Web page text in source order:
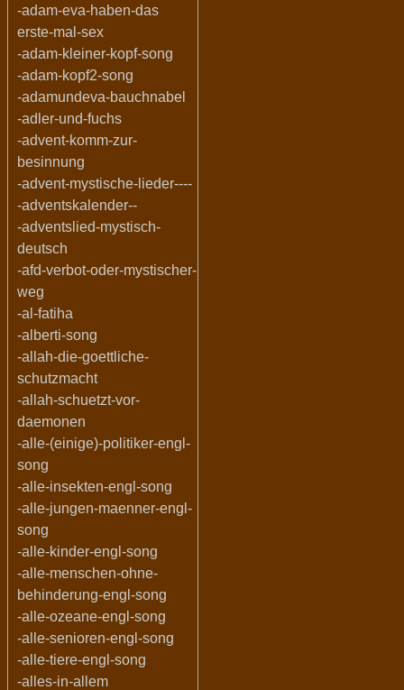
-adam-eva-haben-das
erste-mal-sex
-adam-kleiner-kopf-song
-adam-kopf2-song
-adamundeva-bauchnabel
-adler-und-fuchs
-advent-komm-zur-
besinnung
-advent-mystische-lieder----
-adventskalender--
-adventslied-mystisch-
deutsch
-afd-verbot-oder-mystischer-
weg
-al-fatiha
-alberti-song
-allah-die-goettliche-
schutzmacht
-allah-schuetzt-vor-
daemonen
-alle-(einige)-politiker-engl-
song
-alle-insekten-engl-song
-alle-jungen-maenner-engl-
song
-alle-kinder-engl-song
-alle-menschen-ohne-
behinderung-engl-song
-alle-ozeane-engl-song
-alle-senioren-engl-song
-alle-tiere-engl-song
-alles-in-allem